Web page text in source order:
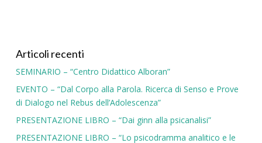
Articoli recenti
SEMINARIO – “Centro Didattico Alboran”
EVENTO – “Dal Corpo alla Parola. Ricerca di Senso e Prove
di Dialogo nel Rebus dell’Adolescenza”
PRESENTAZIONE LIBRO – “Dai ginn alla psicanalisi”
PRESENTAZIONE LIBRO – “Lo psicodramma analitico e le